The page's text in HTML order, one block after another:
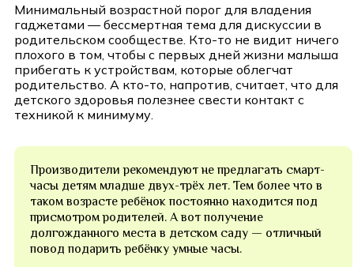
Минимальный возрастной порог для владения
гаджетами — бессмертная тема для дискуссии в
родительском сообществе. Кто-то не видит ничего
плохого в том, чтобы с первых дней жизни малыша
прибегать к устройствам, которые облегчат
родительство. А кто-то, напротив, считает, что для
детского здоровья полезнее свести контакт с
техникой к минимуму.
Производители рекомендуют не предлагать смарт-
часы детям младше двух-трёх лет. Тем более что в
таком возрасте ребёнок постоянно находится под
присмотром родителей. А вот получение
долгожданного места в детском саду — отличный
повод подарить ребёнку умные часы.